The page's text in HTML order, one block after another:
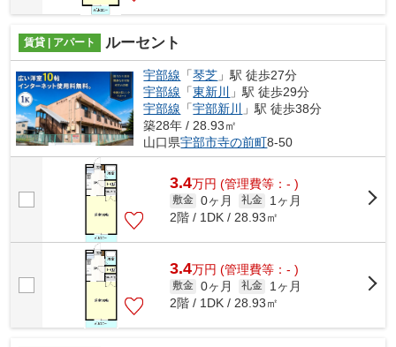
賃貸 | アパート ルーセント
宇部線 「琴芝 」駅 徒歩27分
宇部線 「東新川
」駅 徒歩29分
宇部線 「宇部新川
」駅 徒歩38分
築28年 / 28.93㎡
山口県宇部市寺の前町8-50
3.4万円 (管理費等：- )
敷金 0ヶ月 礼金
1ヶ月
2階 / 1DK / 28.93㎡
3.4万円 (管理費等：- )
敷金 0ヶ月 礼金
1ヶ月
2階 / 1DK / 28.93㎡